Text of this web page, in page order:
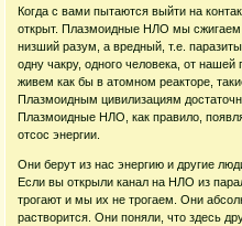
Когда с вами пытаются выйти на
открыт. Плазмоидные НЛО мы сжигаем
низший разум, а вредный, т.е.
одну чакру, одного человека, от
живем как бы в атомном реакторе,
Плазмоидным цивилизациям
Плазмоидные НЛО, как правило,
отсос энергии.
Они берут из нас энергию и другие
Если вы открыли канал на НЛО из
трогают и мы их не трогаем. Они
растворится. Они поняли, что здесь